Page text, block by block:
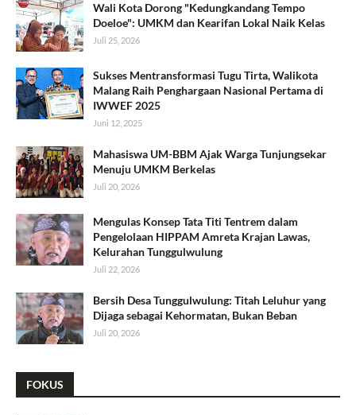
Wali Kota Dorong "Kedungkandang Tempo
Doeloe": UMKM dan Kearifan Lokal Naik Kelas
Juli 25, 2026
Sukses Mentransformasi Tugu Tirta, Walikota
Malang Raih Penghargaan Nasional Pertama di
IWWEF 2025
Juni 12, 2025
Mahasiswa UM-BBM Ajak Warga Tunjungsekar
Menuju UMKM Berkelas
Juli 20, 2026
​Mengulas Konsep Tata Titi Tentrem dalam
Pengelolaan HIPPAM Amreta Krajan Lawas,
Kelurahan Tunggulwulung
Juli 22, 2026
Bersih Desa Tunggulwulung: Titah Leluhur yang
Dijaga sebagai Kehormatan, Bukan Beban
Juli 20, 2026
FOKUS